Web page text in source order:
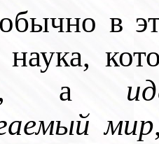
в
наука,
а
мир